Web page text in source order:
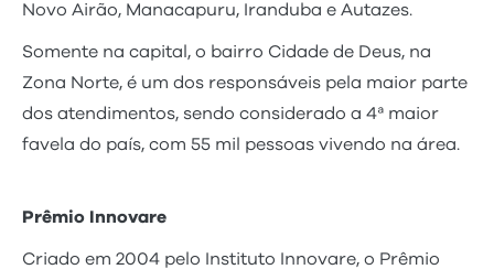
Novo Airão, Manacapuru, Iranduba e Autazes.
Somente na capital, o bairro Cidade de Deus, na
Zona Norte, é um dos responsáveis pela maior parte
dos atendimentos, sendo considerado a 4ª maior
favela do país, com 55 mil pessoas vivendo na área.
Prêmio Innovare
Criado em 2004 pelo Instituto Innovare, o Prêmio